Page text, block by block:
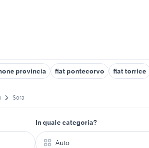
provincia fiat pontecorvo fiat torrice
Sora
In quale categoria?
Auto